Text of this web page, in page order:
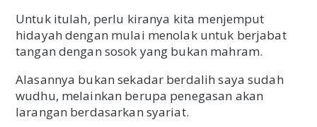
Untuk itulah, perlu kiranya kita menjemput
hidayah dengan mulai menolak untuk berjabat
tangan dengan sosok yang bukan mahram.
Alasannya bukan sekadar berdalih saya sudah
wudhu, melainkan berupa penegasan akan
larangan berdasarkan syariat.